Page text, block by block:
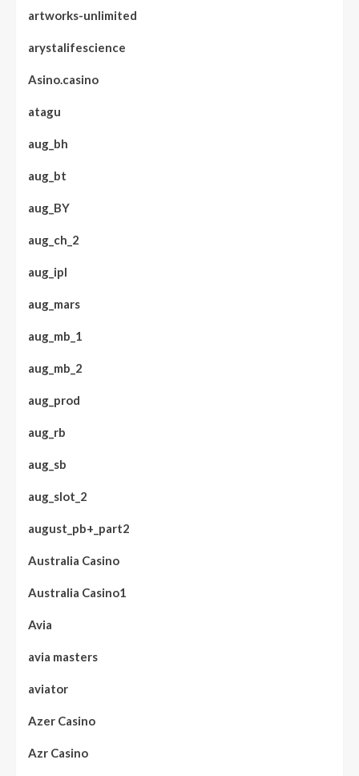
artworks-unlimited
arystalifescience
Asino.casino
atagu
aug_bh
aug_bt
aug_BY
aug_ch_2
aug_ipl
aug_mars
aug_mb_1
aug_mb_2
aug_prod
aug_rb
aug_sb
aug_slot_2
august_pb+_part2
Australia Casino
Australia Casino1
Avia
avia masters
aviator
Azer Casino
Azr Casino